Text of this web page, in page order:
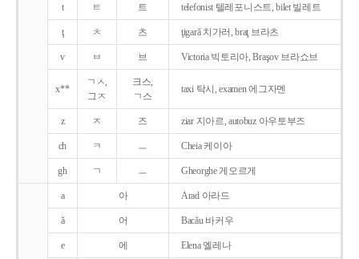
t ㅌ 트 telefonist 텔레포니스트, bilet 빌레트
ţ ㅊ 츠 ţigarǎ 치가러, braţ 브라츠
v ㅂ 브 Victoria 빅토리아, Braşov 브라쇼브
x**
ㄱㅅ,
그ㅈ
크스,
ㄱ스
taxi 탁시, examen 에그자멘
z ㅈ 즈 ziar 지아르, autobuz 아우토부즈
ch ㅋ ㅡ Cheia 케이아
gh ㄱ ㅡ Gheorghe 게오르게
a 아 Arad 아라드
ǎ 어 Bacǎu 바커우
e 에 Elena 엘레나